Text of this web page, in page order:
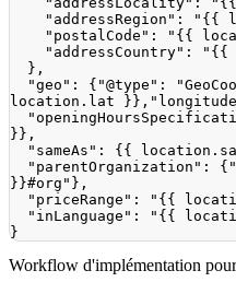
"addressRegion" : "{{
"postalCode" : "{{
"addressCountry" :
"{{
} ,
"geo" : { "@type" :
location.lat
} } ,
} } ,
"sameAs" : { {
"parentOrganization" : {
}}#org" } ,
"priceRange" : "{{
"inLanguage" :
"{{
}
Workflow d'implémentation